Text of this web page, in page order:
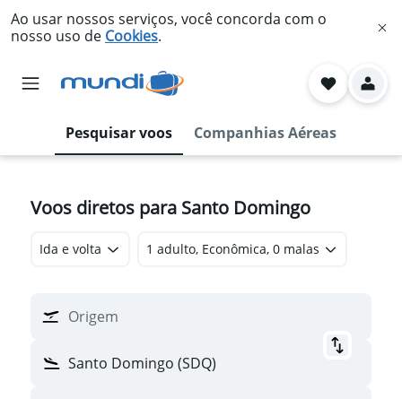
Ao usar nossos serviços, você concorda com o
nosso uso de Cookies.
Pesquisar voos Companhias Aéreas
Voos diretos para Santo Domingo
Ida e volta 1 adulto, Econômica, 0 malas
Origem
Santo Domingo (SDQ)